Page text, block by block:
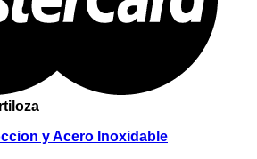
y Acero Inoxidable